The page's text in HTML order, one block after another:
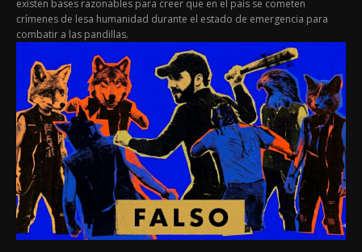
existen bases razonables para creer que en el país se cometen
crímenes de lesa humanidad durante el estado de emergencia para
combatir a las pandillas.